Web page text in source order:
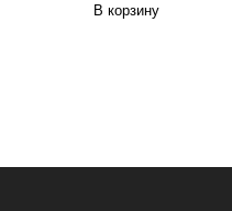
В корзину